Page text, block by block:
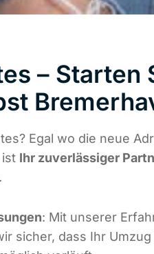
– Starten
Egal wo die neue
Ihr zuverlässiger
: Mit unserer
sicher, dass Ihr